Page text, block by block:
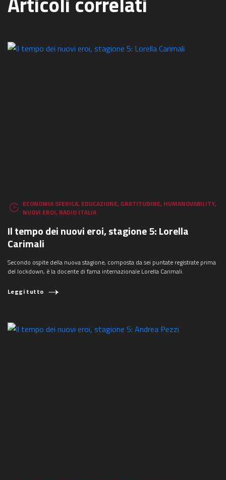
ECONOMIA SFERICA, EDUCAZIONE, GRATITUDINE, HUMANOVABILITY,
NUOVI EROI, RADIO ITALIA
Il tempo dei nuovi eroi, stagione 5: Lorella
Carimali
Secondo ospite della nuova stagione, composta da sei puntate registrate prima
del lockdown, è la docente di fama internazionale Lorella Carimali.
Leggi tutto